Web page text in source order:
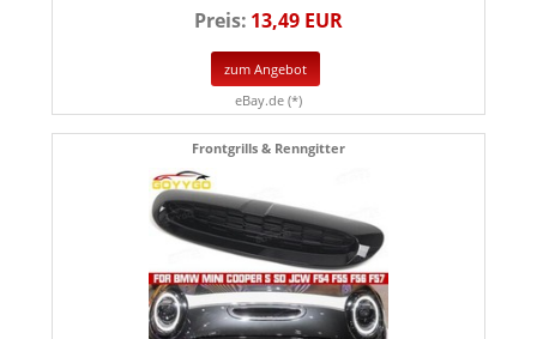
Preis: 13,49 EUR
zum Angebot
eBay.de (*)
Frontgrills & Renngitter